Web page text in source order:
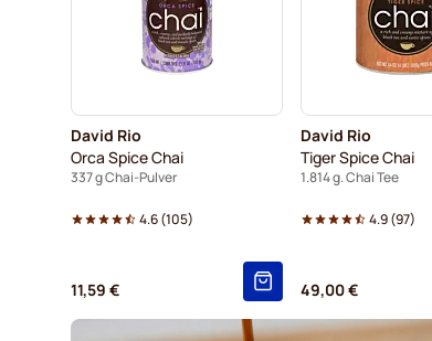
David Rio
Orca Spice Chai
337 g Chai-Pulver
4.6(105)
11,59 €
David Rio
Tiger Spice Chai
1.814 g. Chai Tee
4.9(97)
49,00 €